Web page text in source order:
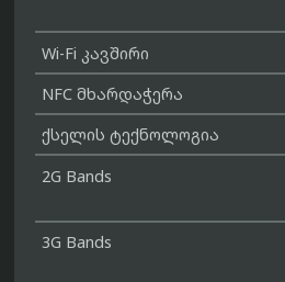
Wi-Fi კავშირი
NFC მხარდაჭერა
ქსელის ტექნოლოგია
2G Bands
3G Bands